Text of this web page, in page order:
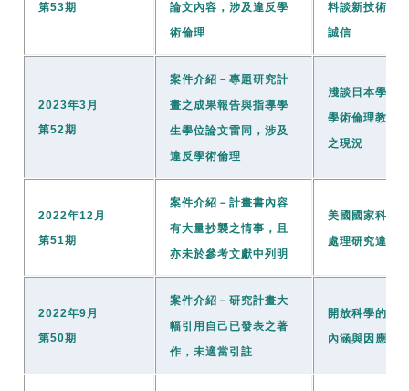
第53期
論文內容，涉及違反學
術倫理
料談新技術之
誠信
2023年3月
第52期
案件介紹－專題研究計
畫之成果報告與指導學
生學位論文雷同，涉及
違反學術倫理
淺談日本學術
學術倫理教育
之現況
2022年12月
第51期
案件介紹－計畫書內容
有大量抄襲之情事，且
亦未於參考文獻中列明
美國國家科學
處理研究違失
2022年9月
第50期
案件介紹－研究計畫大
幅引用自己已發表之著
作，未適當引註
開放科學的興
內涵與因應之